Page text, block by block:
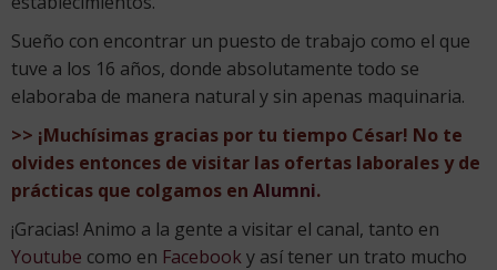
Sueño con encontrar un puesto de trabajo como el que
tuve a los 16 años, donde absolutamente todo se
elaboraba de manera natural y sin apenas maquinaria.
>> ¡Muchísimas gracias por tu tiempo César! No te
olvides entonces de visitar las ofertas laborales y de
prácticas que colgamos en Alumni.
¡Gracias! Animo a la gente a visitar el canal, tanto en
Youtube como en Facebooky así tener un trato mucho